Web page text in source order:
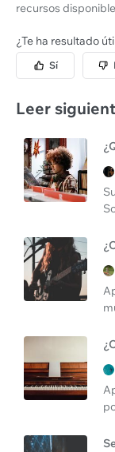
recursos
¿Te ha resultado
Sí
Leer